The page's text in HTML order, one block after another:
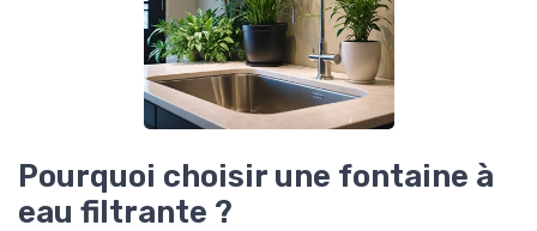
Pourquoi choisir une fontaine à
eau filtrante ?